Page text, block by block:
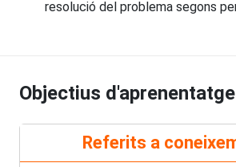
resolució del problema segons
Objectius d'aprenentatge
Referits a